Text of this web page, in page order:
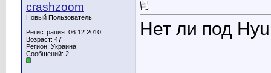
crashzoom
Новый Пользователь
Регистрация: 06.12.2010
Возраст: 47
Регион: Украина
Сообщений: 2
Нет ли под